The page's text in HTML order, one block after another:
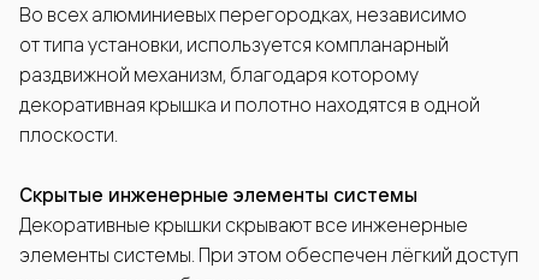
Во всех алюминиевых перегородках, независимо
от типа установки, используется компланарный
раздвижной механизм, благодаря которому
декоративная крышка и полотно находятся в одной
плоскости.
Скрытые инженерные элементы системы
Декоративные крышки скрывают все инженерные
элементы системы. При этом обеспечен лёгкий доступ